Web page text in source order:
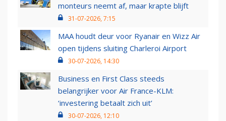
monteurs neemt af, maar krapte blijft
31-07-2026, 7:15
MAA houdt deur voor Ryanair en Wizz Air
open tijdens sluiting Charleroi Airport
30-07-2026, 14:30
Business en First Class steeds
belangrijker voor Air France-KLM:
‘investering betaalt zich uit’
30-07-2026, 12:10